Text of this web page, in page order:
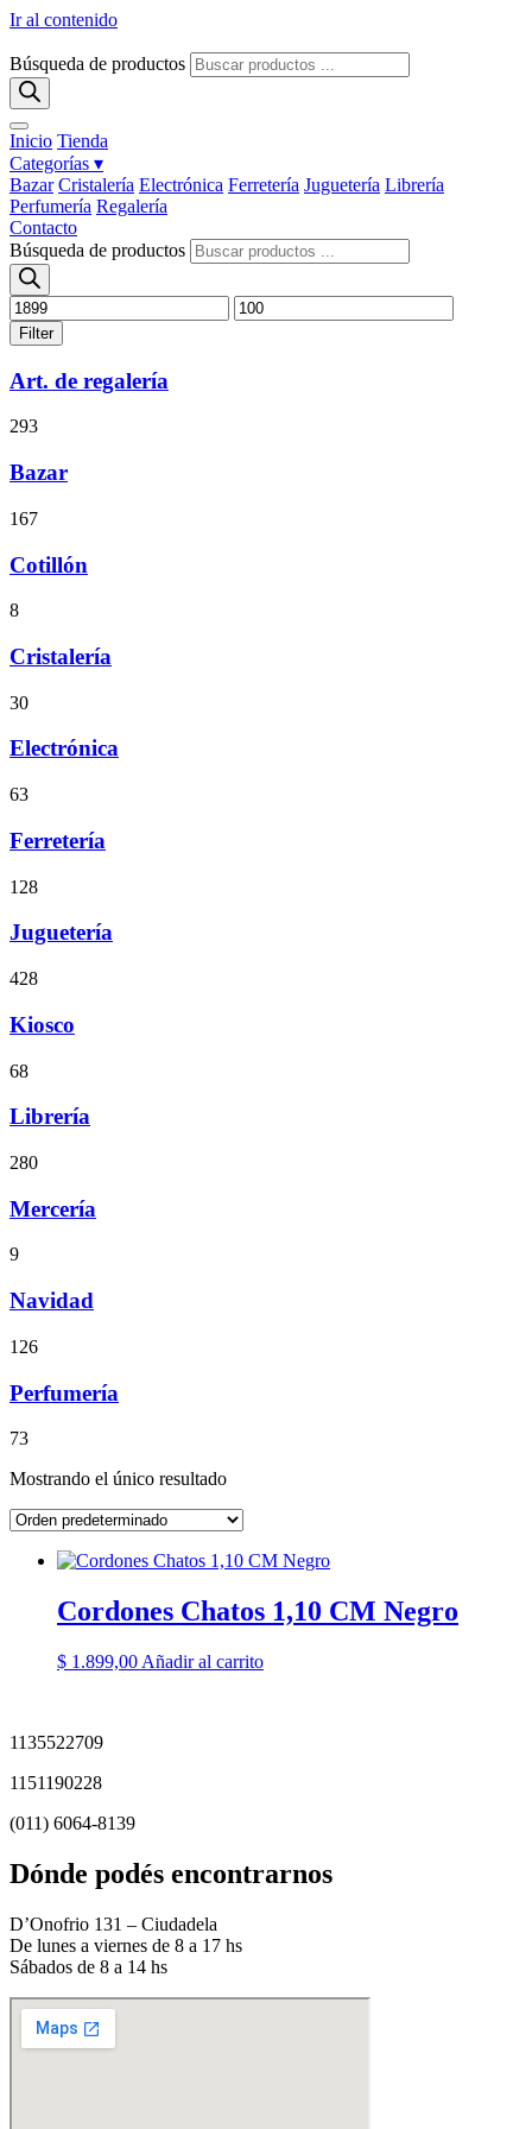
Ir al contenido
Búsqueda de productos
Inicio Tienda
Categorías ▾
Bazar Cristalería Electrónica Ferretería Juguetería Librería
Perfumería Regalería
Contacto
Búsqueda de productos
Filter
Art. de regalería
293
Bazar
167
Cotillón
8
Cristalería
30
Electrónica
63
Ferretería
128
Juguetería
428
Kiosco
68
Librería
280
Mercería
9
Navidad
126
Perfumería
73
Mostrando el único resultado
Cordones Chatos 1,10 CM Negro
$ 1.899,00 Añadir al carrito
1135522709
1151190228
(011) 6064-8139
Dónde podés encontrarnos
D’Onofrio 131 – Ciudadela
De lunes a viernes de 8 a 17 hs
Sábados de 8 a 14 hs